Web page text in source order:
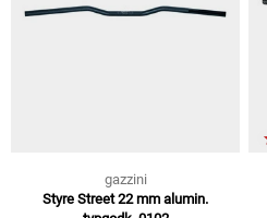
gazzini
Styre Street 22 mm alumin.